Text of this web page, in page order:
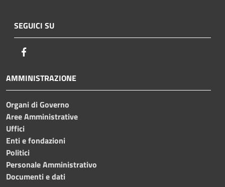
SEGUICI SU
AMMINISTRAZIONE
Organi di Governo
Aree Amministrative
Uffici
Enti e fondazioni
Politici
Personale Amministrativo
Documenti e dati